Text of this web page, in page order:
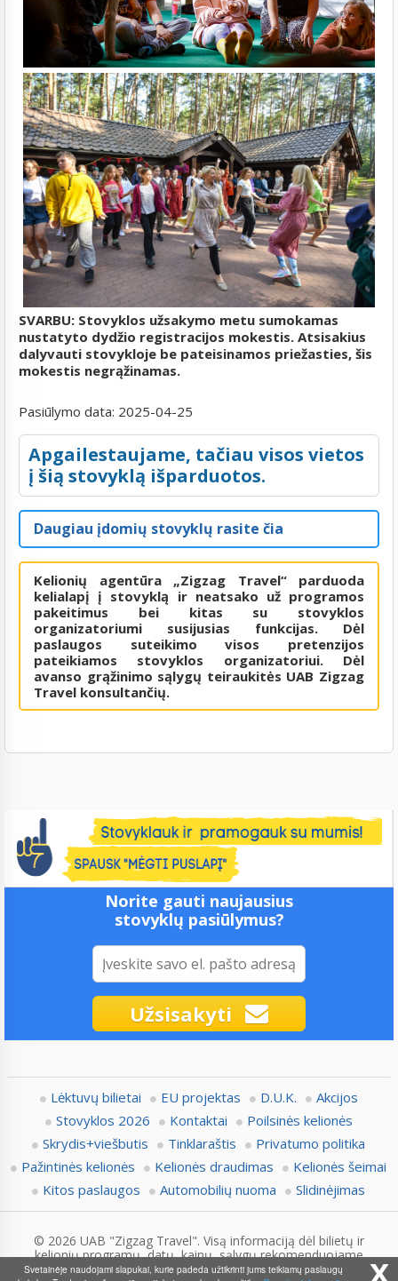
SVARBU: Stovyklos užsakymo metu sumokamas
nustatyto dydžio registracijos mokestis. Atsisakius
dalyvauti stovykloje be pateisinamos priežasties, šis
mokestis negrąžinamas.
Pasiūlymo data: 2025-04-25
Apgailestaujame, tačiau visos vietos
į šią stovyklą išparduotos.
Daugiau įdomių stovyklų rasite čia
Kelionių agentūra „Zigzag Travel“ parduoda
kelialapį į stovyklą ir neatsako už programos
pakeitimus bei kitas su stovyklos
organizatoriumi susijusias funkcijas. Dėl
paslaugos suteikimo visos pretenzijos
pateikiamos stovyklos organizatoriui. Dėl
avanso grąžinimo sąlygų teiraukitės UAB Zigzag
Travel konsultančių.
Norite gauti naujausius
stovyklų pasiūlymus?
Užsisakyti
Lėktuvų bilietai EU projektas D.U.K.
Akcijos
Stovyklos 2026
Kontaktai
Poilsinės kelionės
Skrydis+viešbutis
Tinklaraštis
Privatumo politika
Pažintinės kelionės
Kelionės draudimas
Kelionės šeimai
Kitos paslaugos
Automobilių nuoma Slidinėjimas
© 2026 UAB "Zigzag Travel". Visą informaciją dėl bilietų ir
kelionių programų, datų, kainų, sąlygų rekomenduojame
pasitikslinti su Zigzag.lt konsultantais.
x
Svetainėje naudojami slapukai, kurie padeda užtikrinti jums teikiamų paslaugų